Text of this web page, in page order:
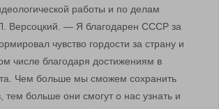
работы и по делам
Версоцкий. — Я благодарен СССР за
чувство гордости за страну и
числе благодаря достижениям в
Чем больше мы сможем сохранить
тем больше они смогут о нас узнать и